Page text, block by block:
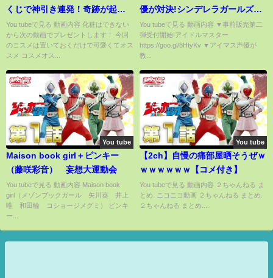
くじで神引き連発！奇跡が起き
た【一番くじ】
You tubeで見る 動画内容 化粧はできない
から次の動画でプレゼントします！ 今回
のコスメは置いておくだけで可愛くてオス
スメ コスメオス...
優が対決!シンデレラガールズ
5th LIVE TOURグッズ事前販売
第二弾【ララビットステーショ
ン】
You tubeで見る 動画内容 ▼事前販売第二
弾受付開始!アイドルマスター
https://goo.gl/8HtyKv ▼アイマス声優が
教...
You tube
Maison book girl＋ピンキー
（藤咲彩音） 妄想大運動会
You tubeで見る 動画内容 Maison book
girl（メゾンブックガール 矢川葵 井上
唯 和田輪 コショージメグミ） ピンキ
ー...
You tube
【2ch】自慢の痛部屋晒そうぜｗ
ｗｗｗｗｗｗ【コメ付き】
You tubeで見る 動画内容 ２ちゃんねる ま
とめ. ニコニコ動画 ２ちゃんねる まとめ.
２ちゃんねる まとめ....